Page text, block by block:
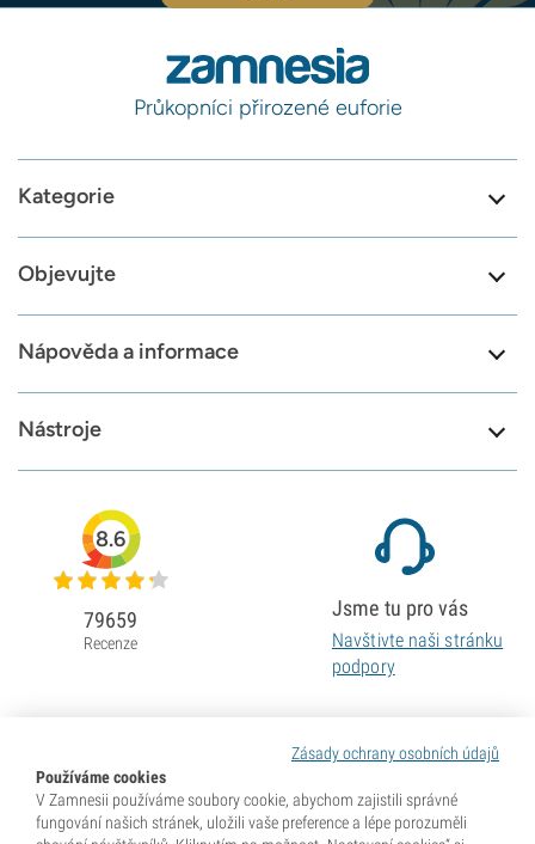
Průkopníci přirozené euforie
Kategorie
Objevujte
Nápověda a informace
Nástroje
Zásady ochrany osobních údajů
Používáme cookies
V Zamnesii používáme soubory cookie, abychom zajistili správné
fungování našich stránek, uložili vaše preference a lépe porozuměli
8.6
79659
Recenze
Jsme tu pro vás
Navštivte naši stránku
podpory